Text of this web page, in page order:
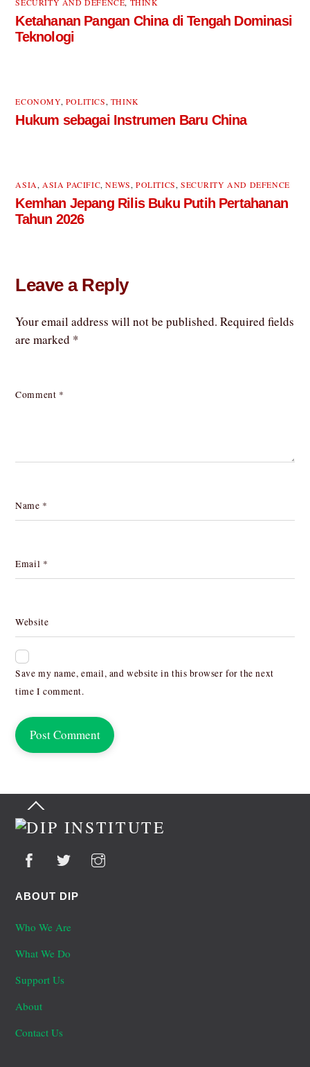
Ketahanan Pangan China di Tengah Dominasi
Teknologi
ECONOMY, POLITICS, THINK
Hukum sebagai Instrumen Baru China
ASIA, ASIA PACIFIC,NEWS, POLITICS, SECURITY AND DEFENCE
Kemhan Jepang Rilis Buku Putih Pertahanan
Tahun 2026
Leave a Reply
Your email address will not be published. Required fields
are marked *
Comment *
Name *
Email *
Website
Save my name, email, and website in this browser for the next
time I comment.
Back
Top
ABOUT DIP
Who We Are
What We Do
Support Us
About
Contact Us